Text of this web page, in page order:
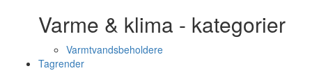
Varme & klima - kategorier
Varmtvandsbeholdere
Tagrender